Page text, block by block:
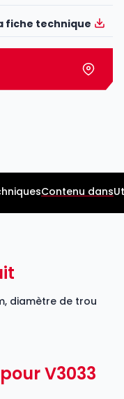
fiche technique
Contenu dans
diamètre de trou
V3033